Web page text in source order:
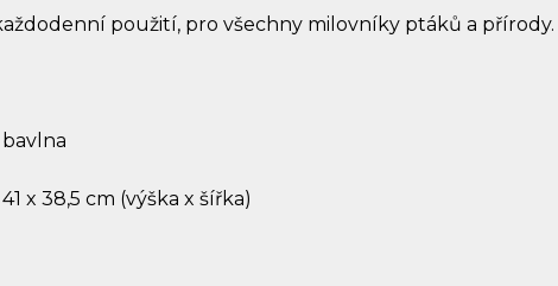
použití, pro všechny milovníky ptáků a přírody.
bavlna
41 x 38,5 cm (výška x šířka)